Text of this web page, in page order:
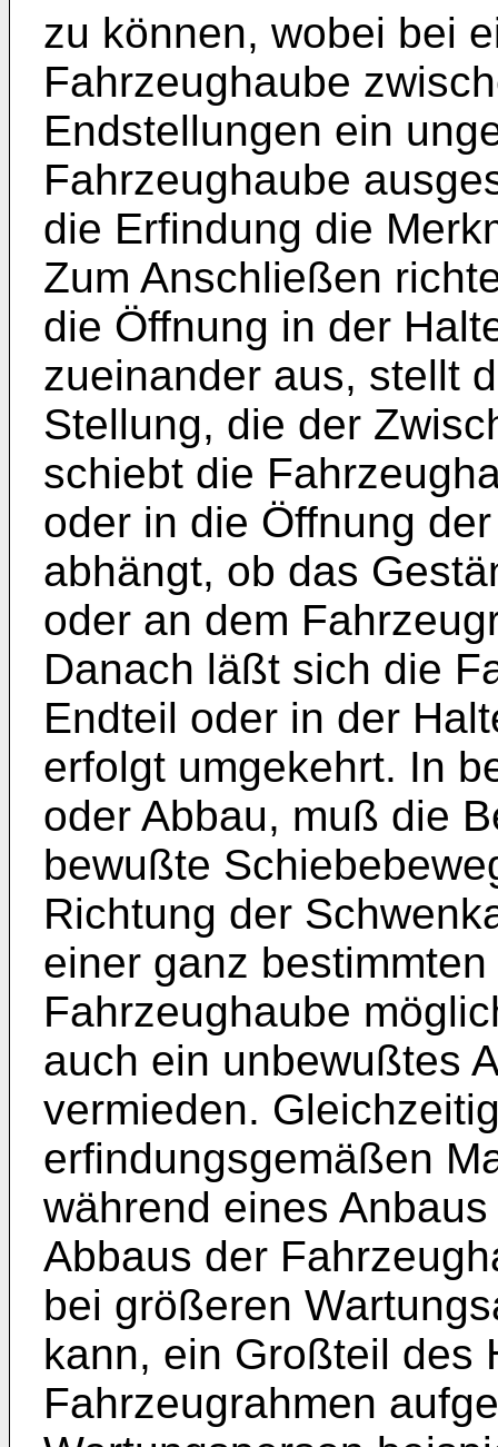
zu können, wobei bei
Fahrzeughaube
Endstellungen ein
Fahrzeughaube
die Erfindung die
Zum Anschließen
die Öffnung in der
zueinander aus, stellt
Stellung, die der
schiebt die
oder in die Öffnung
abhängt, ob das
oder an dem
Danach läßt sich die
Endteil oder in der
erfolgt umgekehrt. In
oder Abbau, muß die
bewußte
Richtung der
einer ganz
Fahrzeughaube
auch ein unbewußtes
vermieden.
erfindungsgemäßen
während eines
Abbaus der
bei größeren
kann, ein Großteil des
Fahrzeugrahmen